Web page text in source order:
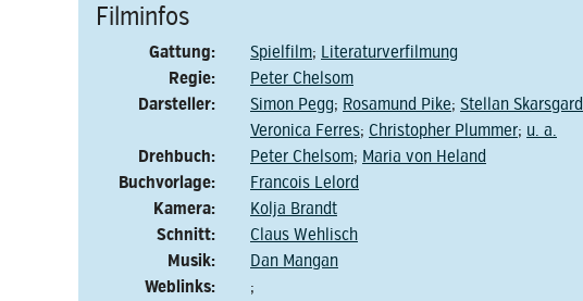
Filminfos
Gattung: Spielfilm; Literaturverfilmung
Regie:
Peter Chelsom
Darsteller:
Simon Pegg; Rosamund Pike; Stellan Skarsgard
Veronica Ferres; Christopher Plummer; u. a.
Drehbuch:
Peter Chelsom; Maria von Heland
Buchvorlage:
Francois Lelord
Kamera:
Kolja Brandt
Schnitt:
Claus Wehlisch
Musik:
Dan Mangan
Weblinks:
;